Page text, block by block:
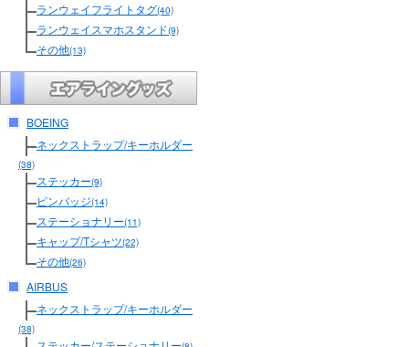
ランウェイフライトタグ(40)
ランウェイスマホスタンド(9)
その他(13)
BOEING
ネックストラップ/キーホルダー
(38)
ステッカー(9)
ピンバッジ(14)
ステーショナリー(11)
キャップ/Tシャツ(22)
その他(26)
AIRBUS
ネックストラップ/キーホルダー
(38)